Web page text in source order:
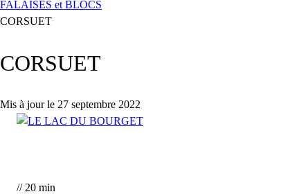
FALAISES et BLOCS
CORSUET
CORSUET
Mis à jour le 27 septembre 2022
// 20 min